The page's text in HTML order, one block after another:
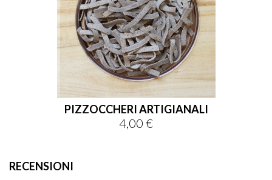
PIZZOCCHERI ARTIGIANALI
Prezzo
4,00 €
RECENSIONI